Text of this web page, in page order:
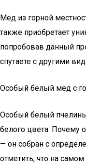
Мёд из горной
также приобретает
попробовав данный
спутаете с другими
Особый белый мед с
Особый белый
белого цвета. Почему
— он собран с
отметить, что на